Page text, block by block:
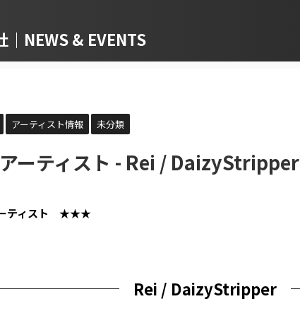
NEWS & EVENTS
アーティスト情報 未分類
ーティスト - Rei / DaizyStripper
ーティスト ★★★
Rei / DaizyStripper